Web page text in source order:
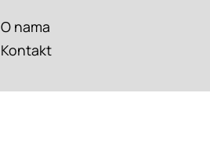
O nama
Kontakt